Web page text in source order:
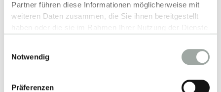
Partner führen diese Informationen möglicherweise mit
weiteren Daten zusammen, die Sie ihnen bereitgestellt
Alles zum Thema Cookies und personenbezogene
Datenverarbeitung entnehmen Sie unserer
Notwendig
Präferenzen
Matthias Eckert ©